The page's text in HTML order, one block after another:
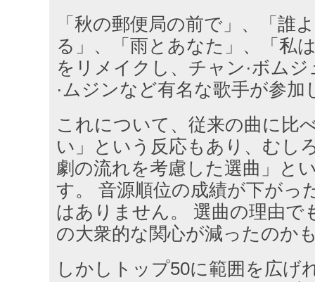
「秋の郵便局の前で」、「誰
る」、「雨とあなた」、「私
をリメイクし、チャン·ボム
·ムジンなど有名な歌手が参加
これについて、従来の曲に比
い」という反応もあり、むし
劇の流れを考慮した選曲」と
す。 音源順位の成績が下がっ
はありません。 選曲の理由で
の大衆的な関心が減ったのか
しかしトップ50に範囲を広げ